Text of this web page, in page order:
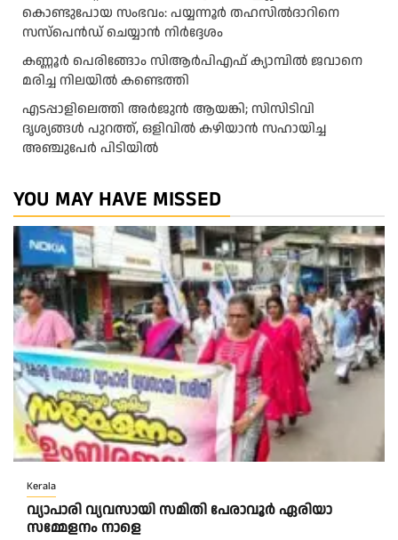
കൊണ്ടുപോയ സംഭവം: പയ്യന്നൂർ തഹസിൽദാറിനെ
സസ്പെൻഡ് ചെയ്യാൻ നിർദ്ദേശം
കണ്ണൂർ പെരിങ്ങോം സിആർപിഎഫ് ക്യാമ്പിൽ ജവാനെ
മരിച്ച നിലയിൽ കണ്ടെത്തി
എടപ്പാളിലെത്തി അർജുൻ ആയങ്കി; സിസിടിവി
ദൃശ്യങ്ങൾ പുറത്ത്, ഒളിവിൽ കഴിയാൻ സഹായിച്ച
അഞ്ചുപേർ പിടിയിൽ
YOU MAY HAVE MISSED
Kerala
വ്യാപാരി വ്യവസായി സമിതി പേരാവൂർ ഏരിയാ
സമ്മേളനം നാളെ